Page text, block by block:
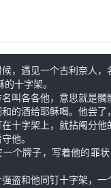
，遇见一个古利奈人，
十字架。
叫各各他，意思就是髑
的酒给耶稣喝。他尝了
十字架上，就拈阄分他
他。
个牌子，写着他的罪
盗和他同钉十字架，一